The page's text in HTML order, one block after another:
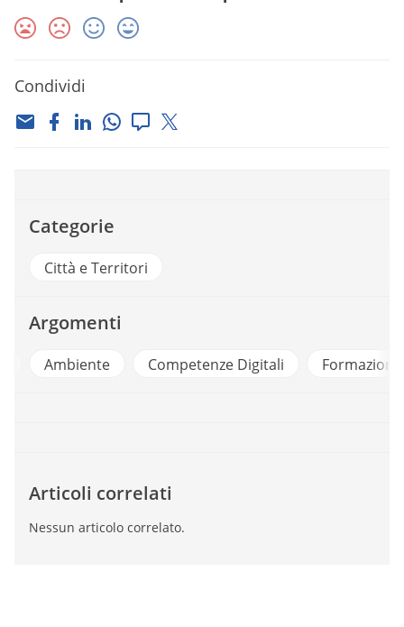
Condividi
Categorie
Città e Territori
Argomenti
Ambiente Competenze Digitali Formazione
Articoli correlati
Nessun articolo correlato.